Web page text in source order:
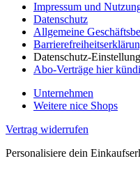
Impressum und
Datenschutz
Allgemeine
Datenschutz-
Abo-Verträge hier
Unternehmen
Weitere nice Shops
Vertrag widerrufen
Personalisiere dein